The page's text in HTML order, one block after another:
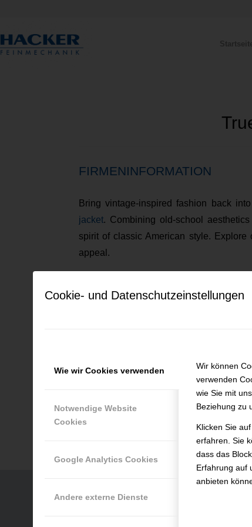
Cookie- und Datenschutzeinstellungen
Wie wir Cookies verwenden
Notwendige Website
Cookies
Google Analytics Cookies
Andere externe Dienste
Wir können
verwenden
wie Sie mit
Beziehung zu
Klicken Sie
erfahren. Sie
dass das
Erfahrung auf
anbieten
FIRMENINFORMATION
Bring vintage-inspired fashion back
jacket. Combining old-school
spirit of classic American style.
appeal.
Current job openings at True